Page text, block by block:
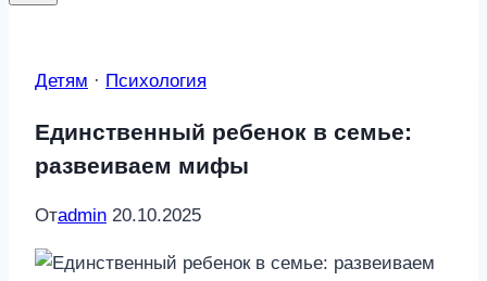
Детям · Психология
Единственный ребенок в семье:
развеиваем мифы
Отadmin 20.10.2025